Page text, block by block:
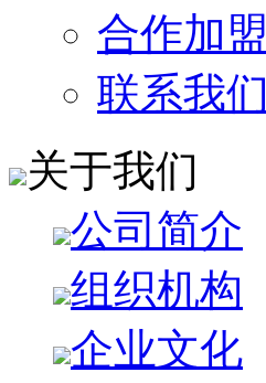
合作加盟
联系我们
关于我们
公司简介
组织机构
企业文化